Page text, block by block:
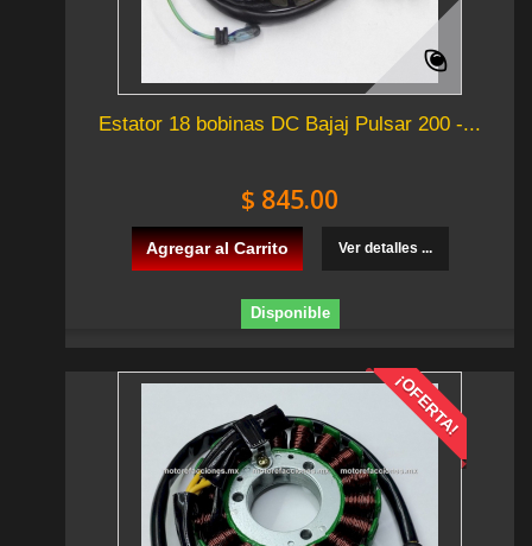
Estator 18 bobinas DC Bajaj Pulsar 200 -...
$ 845.00
Agregar al Carrito Ver detalles ...
Disponible
¡OFERTA!